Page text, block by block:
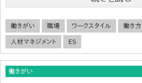
働きがい 職場 ワークスタイル 働き方
人材マネジメント ES
働きがい